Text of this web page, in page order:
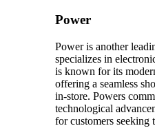
Power
Power is another
specializes in
is known for its
offering a seamless
in-store. Powers
technological
for customers seeking